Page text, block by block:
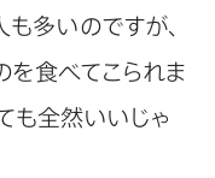
多いのですが、
食べてこられま
も全然いいじゃ